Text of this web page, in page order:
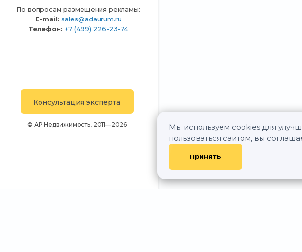
Мы используем cookies для
пользоваться сайтом, вы
Принять
По вопросам размещения рекламы:
E-mail: sales@adaurum.ru
Телефон: +7 (499) 226-23-74
Консультация эксперта
© АР Недвижимость, 2011—2026